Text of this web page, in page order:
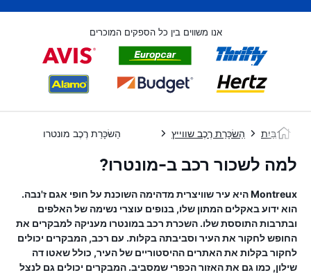
אנו משווים בין כל הספקים המוכרים
בַּיִת הַשׂכָּרַת רֶכֶב שווייץ הַשׂכָּרַת רֶכֶב מונטרו
למה לשכור רכב ב-מונטרו?
Montreux היא עיר שוויצרית מדהימה השוכנת על חופי אגם ז'נבה.
הוא ידוע באקלים המתון שלו, בנופים עוצרי נשימה של האלפים
ובתרבות התוססת שלו. השכרת רכב במונטרו מעניקה למבקרים את
החופש לחקור את העיר וסביבתה בקלות. עם רכב, המבקרים יכולים
לחקור בקלות את האתרים ההיסטוריים של העיר, כולל שאטו דה
שילון, כמו גם את האזור הכפרי שמסביב. המבקרים יכולים גם לנצל